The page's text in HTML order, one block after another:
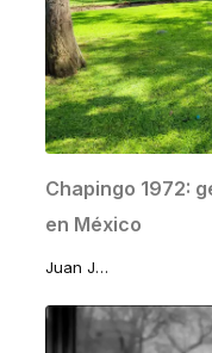
Chapingo 1972:
en México
Juan José Lomelí Sánchez